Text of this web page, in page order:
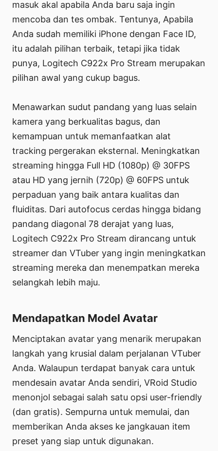
masuk akal apabila Anda baru saja ingin
mencoba dan tes ombak. Tentunya, Apabila
Anda sudah memiliki iPhone dengan Face ID,
itu adalah pilihan terbaik, tetapi jika tidak
punya, Logitech C922x Pro Stream merupakan
pilihan awal yang cukup bagus.
Menawarkan sudut pandang yang luas selain
kamera yang berkualitas bagus, dan
kemampuan untuk memanfaatkan alat
tracking pergerakan eksternal. Meningkatkan
streaming hingga Full HD (1080p) @ 30FPS
atau HD yang jernih (720p) @ 60FPS untuk
perpaduan yang baik antara kualitas dan
fluiditas. Dari autofocus cerdas hingga bidang
pandang diagonal 78 derajat yang luas,
Logitech C922x Pro Stream dirancang untuk
streamer dan VTuber yang ingin meningkatkan
streaming mereka dan menempatkan mereka
selangkah lebih maju.
Mendapatkan Model Avatar
Menciptakan avatar yang menarik merupakan
langkah yang krusial dalam perjalanan VTuber
Anda. Walaupun terdapat banyak cara untuk
mendesain avatar Anda sendiri, VRoid Studio
menonjol sebagai salah satu opsi user-friendly
(dan gratis). Sempurna untuk memulai, dan
memberikan Anda akses ke jangkauan item
preset yang siap untuk digunakan.